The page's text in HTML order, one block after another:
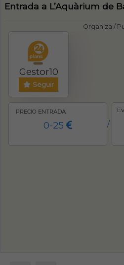
Entrada a L’Aquàrium de
Organiza /
Gestor10
Seguir
PRECIO ENTRADA
0-25 /